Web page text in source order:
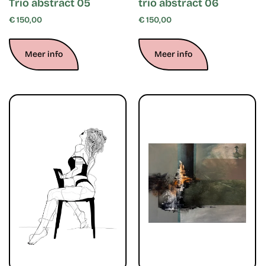
Trio abstract 05
€150,00
Meer info
trio abstract 06
€150,00
Meer info